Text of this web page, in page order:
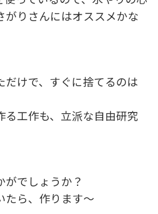
がりさんにはオススメかな
だけで、すぐに捨てるのは
る工作も、立派な自由研究
でしょうか？
たら、作ります～